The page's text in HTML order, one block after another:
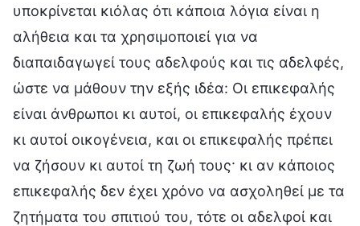
υποκρίνεται κιόλας ότι κάποια λόγια είναι η
αλήθεια και τα χρησιμοποιεί για να
διαπαιδαγωγεί τους αδελφούς και τις αδελφές,
ώστε να μάθουν την εξής ιδέα: Οι επικεφαλής
είναι άνθρωποι κι αυτοί, οι επικεφαλής έχουν
κι αυτοί οικογένεια, και οι επικεφαλής πρέπει
να ζήσουν κι αυτοί τη ζωή τους· κι αν κάποιος
επικεφαλής δεν έχει χρόνο να ασχοληθεί με τα
ζητήματα του σπιτιού του, τότε οι αδελφοί και